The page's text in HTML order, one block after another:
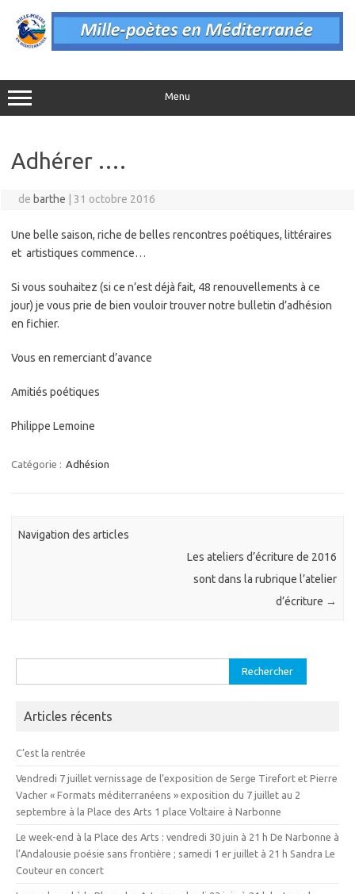
contenu
Menu
Adhérer ….
de barthe 31 octobre 2016
Une belle saison, riche de belles rencontres poétiques, littéraires
et artistiques commence…
Si vous souhaitez (si ce n’est déjà fait, 48 renouvellements à ce
jour) je vous prie de bien vouloir trouver notre bulletin d’adhésion
en fichier.
Vous en remerciant d’avance
Amitiés poétiques
Philippe Lemoine
Catégorie : Adhésion
Navigation des articles
Les ateliers d’écriture de 2016
sont dans la rubrique l’atelier
d’écriture →
Articles récents
C’est la rentrée
Vendredi 7 juillet vernissage de l’exposition de Serge Tirefort et Pierre
Vacher « Formats méditerranéens » exposition du 7 juillet au 2
septembre à la Place des Arts 1 place Voltaire à Narbonne
Le week-end à la Place des Arts : vendredi 30 juin à 21 h De Narbonne à
l’Andalousie poésie sans frontière ; samedi 1 er juillet à 21 h Sandra Le
Couteur en concert